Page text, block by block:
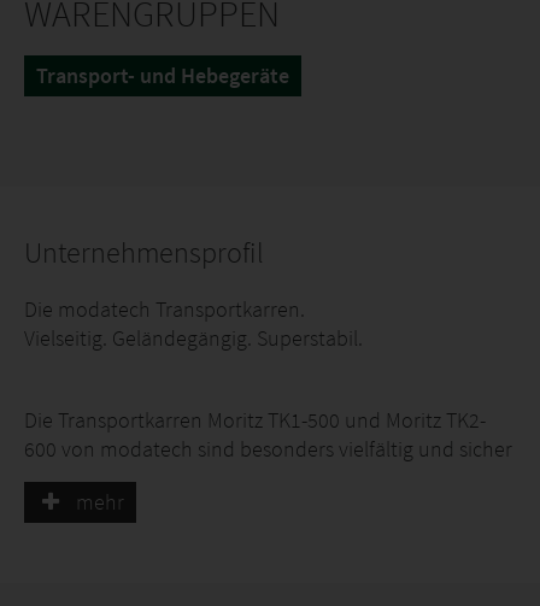
WARENGRUPPEN
Transport- und Hebegeräte
Unternehmensprofil
Die modatech Transportkarren.
Vielseitig. Geländegängig. Superstabil.
Die Transportkarren Moritz TK1-500 und Moritz TK2-
600 von modatech sind besonders vielfältig und sicher
in der Anwen- dung. Eine Vielzahl von Zubehör- und
Ausrüstungsteilen ermöglichen es, schwere, auch
mehr